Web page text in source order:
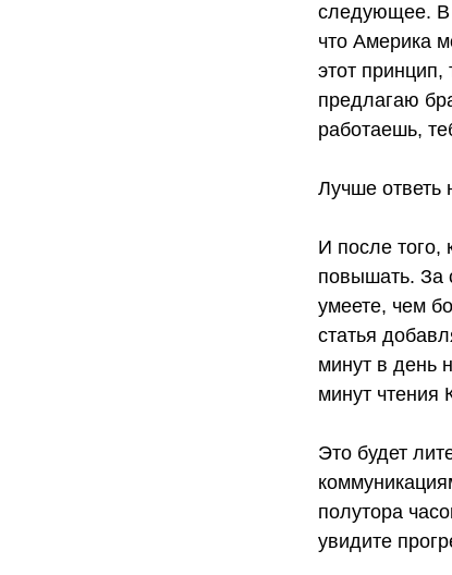
следующее. В
что Америка
этот
предлагаю
работаешь,
Лучше ответь
И после того,
повышать. За
умеете, чем
статья
минут в день
минут
Это будет
полутора
увидите